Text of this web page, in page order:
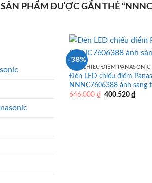
SẢN PHẨM ĐƯỢC GẮN THẺ
-38%
ĐÈN CHIẾU ĐIỂM PANASONIC
Đèn LED chiếu điểm
NNNC7606388 ánh sáng
646.000₫ Giá
400.520₫